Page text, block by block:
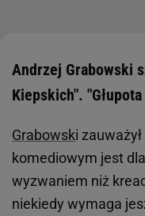
Andrzej Grabowski
Kiepskich".
Grabowski
komediowym jest
wyzwaniem niż
niekiedy wymaga